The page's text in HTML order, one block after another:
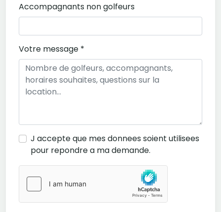
Accompagnants non golfeurs
Votre message *
J accepte que mes donnees soient utilisees
pour repondre a ma demande.